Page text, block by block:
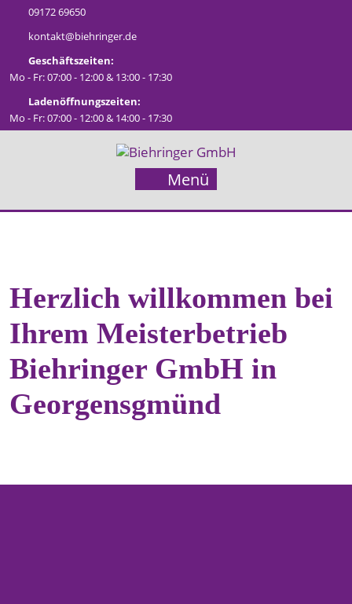
springen
09172 69650
kontakt@biehringer.de
Geschäftszeiten:
Mo - Fr: 07:00 - 12:00 & 13:00 - 17:30
Ladenöffnungszeiten:
Mo - Fr: 07:00 - 12:00 & 14:00 - 17:30
Menü Menü
Herzlich willkommen bei
Ihrem Meisterbetrieb
Biehringer GmbH in
Georgensgmünd